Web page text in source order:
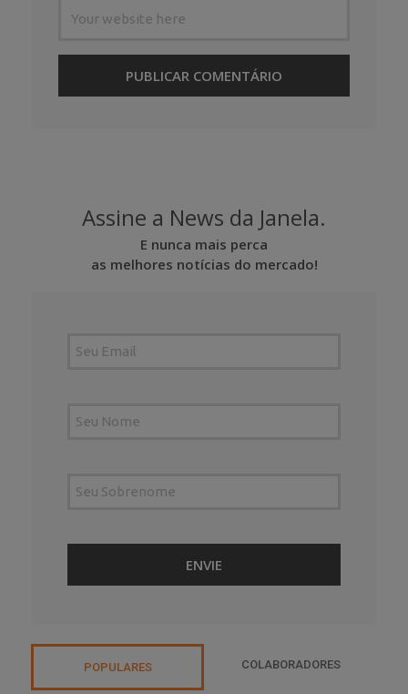
Assine a News da Janela.
E nunca mais perca
as melhores notícias do mercado!
POPULARES COLABORADORES